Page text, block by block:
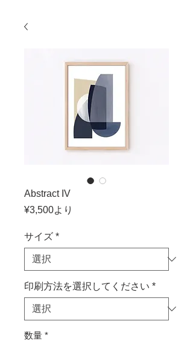
Abstract IV
¥3,500より
価
サイズ *
印刷方法を選択してください *
数量 *